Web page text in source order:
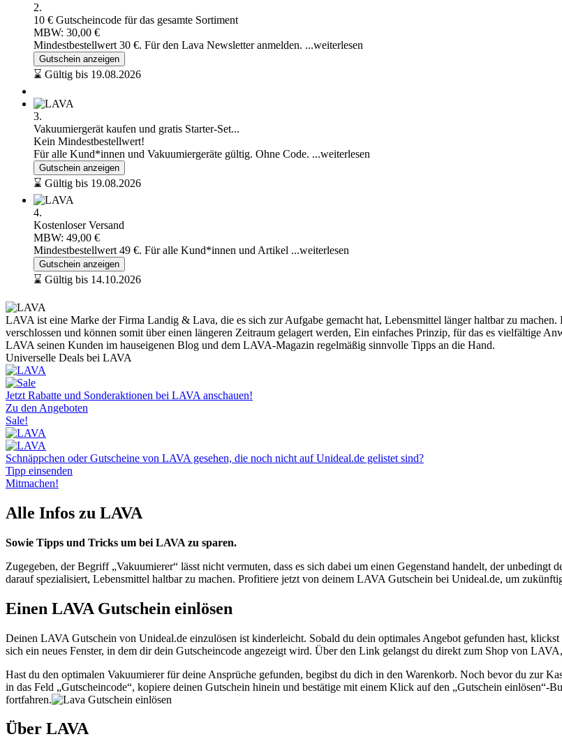
2.
10 € Gutscheincode für das gesamte Sortiment
MBW: 30,00 €
Mindestbestellwert 30 €. Für den Lava Newsletter anmelden. ...weiterlesen
Gutschein anzeigen
⌛ Gültig bis 19.08.2026
3.
Vakuumiergerät kaufen und gratis Starter-Set...
Kein Mindestbestellwert!
Für alle Kund*innen und Vakuumiergeräte gültig. Ohne Code. ...weiterlesen
Gutschein anzeigen
⌛ Gültig bis 19.08.2026
4.
Kostenloser Versand
MBW: 49,00 €
Mindestbestellwert 49 €. Für alle Kund*innen und Artikel ...weiterlesen
Gutschein anzeigen
⌛ Gültig bis 14.10.2026
LAVA ist eine Marke der Firma Landig & Lava, die es sich zur Aufgabe gemacht hat, Lebensmittel länger haltbar zu
verschlossen und können somit über einen längeren Zeitraum gelagert werden, Ein einfaches Prinzip, für das es vielfältige
LAVA seinen Kunden im hauseigenen Blog und dem LAVA-Magazin regelmäßig sinnvolle Tipps an die Hand.
Universelle Deals bei LAVA
Jetzt Rabatte und Sonderaktionen bei LAVA anschauen!
Zu den Angeboten
Sale!
Schnäppchen oder Gutscheine von LAVA gesehen, die noch nicht auf Unideal.de gelistet sind?
Tipp einsenden
Mitmachen!
Alle Infos zu LAVA
Sowie Tipps und Tricks um bei LAVA zu sparen.
Zugegeben, der Begriff „Vakuumierer“ lässt nicht vermuten, dass es sich dabei um einen Gegenstand handelt, der
darauf spezialisiert, Lebensmittel haltbar zu machen. Profitiere jetzt von deinem LAVA Gutschein bei Unideal.de, um
Einen LAVA Gutschein einlösen
Deinen LAVA Gutschein von Unideal.de einzulösen ist kinderleicht. Sobald du dein optimales Angebot gefunden hast,
sich ein neues Fenster, in dem dir dein Gutscheincode angezeigt wird. Über den Link gelangst du direkt zum Shop von
Hast du den optimalen Vakuumierer für deine Ansprüche gefunden, begibst du dich in den Warenkorb. Noch bevor du zur
in das Feld „Gutscheincode“, kopiere deinen Gutschein hinein und bestätige mit einem Klick auf den „Gutschein einlösen“-
fortfahren.
Über LAVA